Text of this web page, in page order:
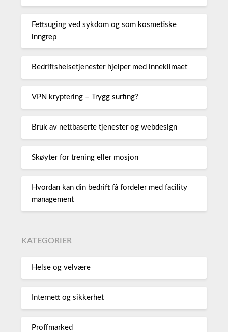
Fettsuging ved sykdom og som kosmetiske
inngrep
Bedriftshelsetjenester hjelper med inneklimaet
VPN kryptering – Trygg surfing?
Bruk av nettbaserte tjenester og webdesign
Skøyter for trening eller mosjon
Hvordan kan din bedrift få fordeler med facility
management
KATEGORIER
Helse og velvære
Internett og sikkerhet
Proffmarked